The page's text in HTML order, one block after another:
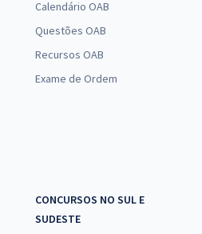
R$ 88,56 (-20%)
Comprar
Comprar
Calendário OAB
Questões OAB
Recursos OAB
Exame de Ordem
CONCURSOS NO SUL E
SUDESTE